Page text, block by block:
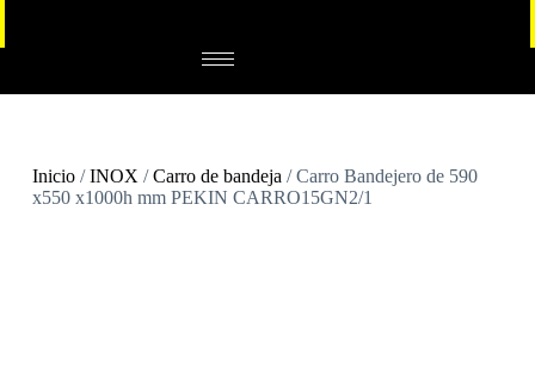
Inicio/INOX /Carro de bandeja / Carro Bandejero de 590
x550 x1000h mm PEKIN CARRO15GN2/1